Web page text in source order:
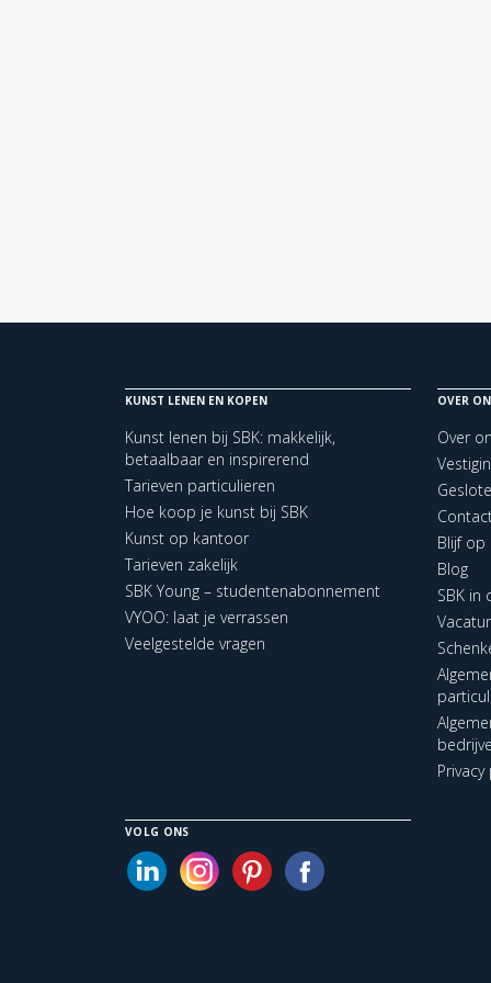
KUNST LENEN EN KOPEN
Kunst lenen bij SBK: makkelijk,
betaalbaar en inspirerend
Tarieven particulieren
Hoe koop je kunst bij SBK
Kunst op kantoor
Tarieven zakelijk
SBK Young – studentenabonnement
VYOO: laat je verrassen
Veelgestelde vragen
OVER
Over
Blijf op
Blog
SBK in
VOLG ONS